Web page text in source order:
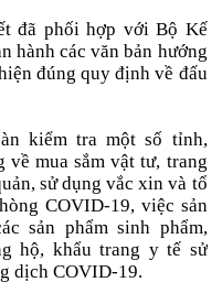
đã phối hợp với Bộ Kế
hành các văn bản hướng
đúng quy định về đấu
kiểm tra một số tỉnh,
về mua sắm vật tư, trang
sử dụng vắc xin và tổ
COVID-19, việc sản
sản phẩm sinh phẩm,
hộ, khẩu trang y tế sử
dịch COVID-19.